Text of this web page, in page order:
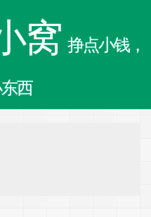
窝 挣点小钱，
西